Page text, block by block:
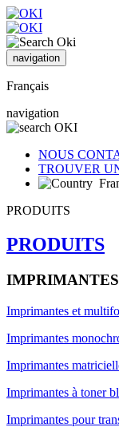
navigation
Français
navigation
NOUS
TROUVER
PRODUITS
PRODUITS
Imprimantes et
Imprimantes
Imprimantes
Imprimantes à toner
Imprimantes pour